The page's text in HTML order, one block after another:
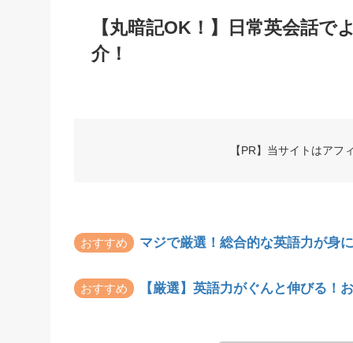
【丸暗記OK！】日常英会話
介！
【PR】当サイトはアフ
おすすめ マジで厳選！総合的な英語力が身
おすすめ 【厳選】英語力がぐんと伸びる！